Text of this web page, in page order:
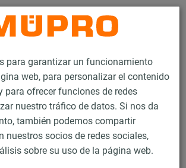
para garantizar un funcionamiento
web, para personalizar el contenido
para ofrecer funciones de redes
nuestro tráfico de datos. Si nos da
también podemos compartir
nuestros socios de redes sociales,
sobre su uso de la página web.
de soportación
Productos de acero inoxidable
de acero inoxidable
Tuercas hexagonales